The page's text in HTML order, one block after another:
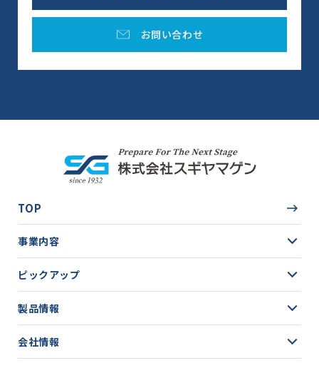
お問い合わせ
TOP
事業内容
ピックアップ
製品情報
会社情報